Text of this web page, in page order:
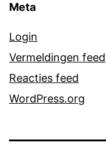
Meta
Login
Vermeldingen feed
Reacties feed
WordPress.org